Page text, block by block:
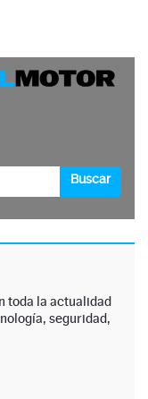
toda la actualidad
seguridad,